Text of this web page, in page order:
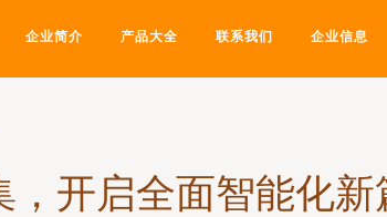
企业简介 产品大全 联系我们 企业信息
开启全面智能化新